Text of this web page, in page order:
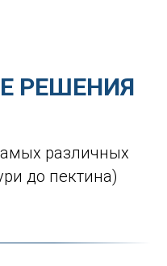
РЕШЕНИЯ
различных
до пектина)